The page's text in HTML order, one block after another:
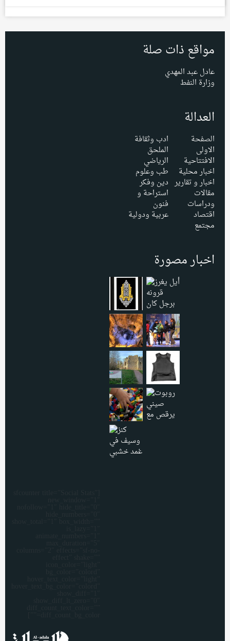
مواقع ذات صلة
عادل عبد المهدي
وزارة النفط
العدالة
الصفحة
الاولى
الافتتاحية
اخبار محلية
اخبار و تقارير
مقالات
ودراسات
اقتصاد
مجتمع
ادب وثقافة
الملحق
الرياضي
طب وعلوم
دين وفكر
استراحة و
فنون
عربية ودولية
اخبار مصورة